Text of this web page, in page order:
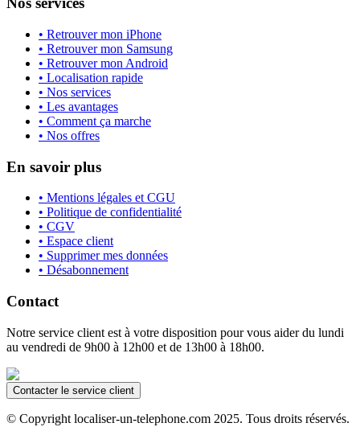
• Retrouver mon iPhone
• Retrouver mon Samsung
• Retrouver mon Android
• Localisation rapide
• Nos services
• Les avantages
• Comment ça marche
• Nos offres
En savoir plus
• Mentions légales et CGU
• Politique de confidentialité
• CGV
• Espace client
• Supprimer mes données
• Désabonnement
Contact
Notre service client est à votre disposition pour vous aider du lundi
au vendredi de 9h00 à 12h00 et de 13h00 à 18h00.
Contacter le service client
© Copyright localiser-un-telephone.com 2025. Tous droits réservés.